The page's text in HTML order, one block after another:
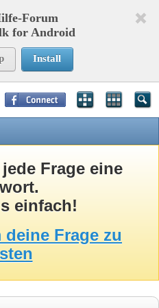
Forum
for Android
Install
Frage eine
einfach!
Frage zu